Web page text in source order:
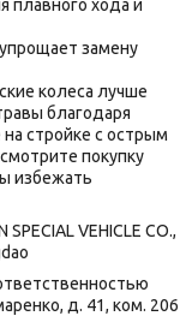
плавного хода и
замену
колеса лучше
благодаря
стройке с острым
покупку
избежать
VEHICLE CO.,
д. 41, ком. 206